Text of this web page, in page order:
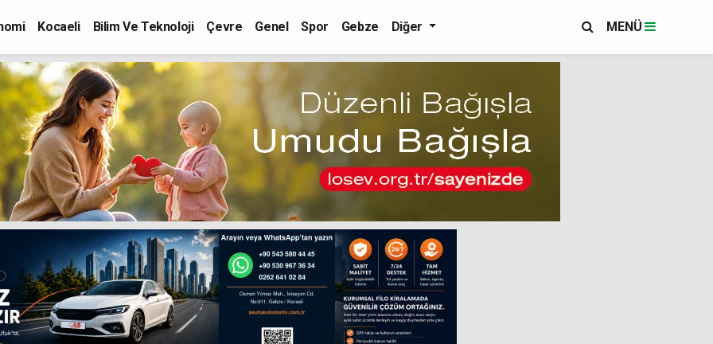
Kocaeli Bilim Ve Teknoloji Çevre Genel Spor Gebze Diğer MENÜ